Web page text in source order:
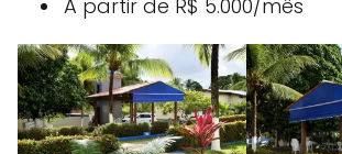
A partir de R$ 5.000/mês